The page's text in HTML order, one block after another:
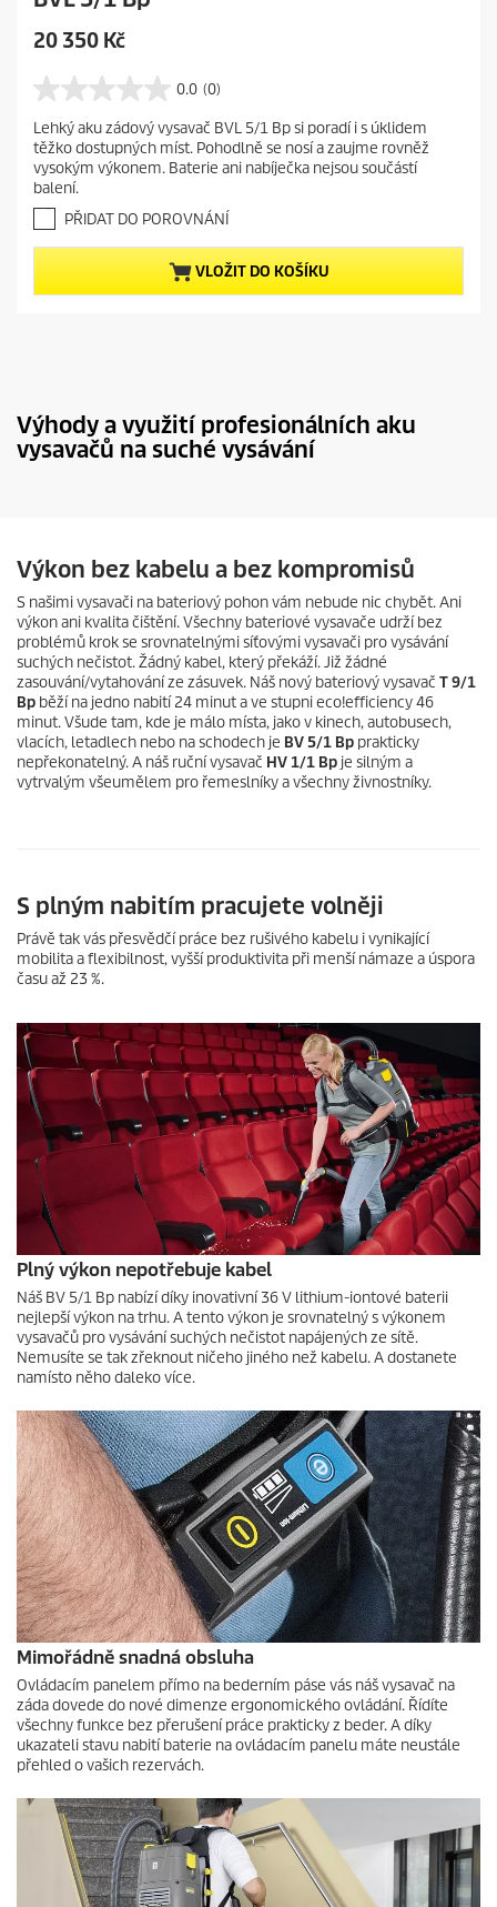
C
r
e
n
t
p
r
o
d
i
c
20 350 Kč
0.0 (0)
0
.
0
z
5
h
z
d
i
Lehký aku zádový vysavač BVL 5/1 Bp si poradí i s úklidem
těžko dostupných míst. Pohodlně se nosí a zaujme rovněž
vysokým výkonem. Baterie ani nabíječka nejsou součástí
balení.
PŘIDAT DO POROVNÁNÍ
VLOŽIT DO KOŠÍKU
Výhody a využití profesionálních aku
vysavačů na suché vysávání
Výkon bez kabelu a bez kompromisů
S našimi vysavači na bateriový pohon vám nebude nic chybět. Ani
výkon ani kvalita čištění. Všechny bateriové vysavače udrží bez
problémů krok se srovnatelnými síťovými vysavači pro vysávání
suchých nečistot. Žádný kabel, který překáží. Již žádné
zasouvání/vytahování ze zásuvek. Náš nový bateriový vysavač T 9/1
Bp běží na jedno nabití 24 minut a ve stupnieco!efficiency46
minut. Všude tam, kde je málo místa, jako v kinech, autobusech,
vlacích, letadlech nebo na schodech je BV 5/1 Bp prakticky
nepřekonatelný. A náš ruční vysavač HV 1/1 Bp je silným a
vytrvalým všeumělem pro řemeslníky a všechny živnostníky.
S plným nabitím pracujete volněji
Právě tak vás přesvědčí práce bez rušivého kabelu i vynikající
mobilita a flexibilnost, vyšší produktivita při menší námaze a úspora
času až 23 %.
Plný výkon nepotřebuje kabel
Náš BV 5/1 Bp nabízí díky inovativní 36 V lithium-iontové baterii
nejlepší výkon na trhu. A tento výkon je srovnatelný s výkonem
vysavačů pro vysávání suchých nečistot napájených ze sítě.
Nemusíte se tak zřeknout ničeho jiného než kabelu. A dostanete
namísto něho daleko více.
Mimořádně snadná obsluha
Ovládacím panelem přímo na bederním páse vás náš vysavač na
záda dovede do nové dimenze ergonomického ovládání. Řídíte
všechny funkce bez přerušení práce prakticky z beder. A díky
ukazateli stavu nabití baterie na ovládacím panelu máte neustále
přehled o vašich rezervách.